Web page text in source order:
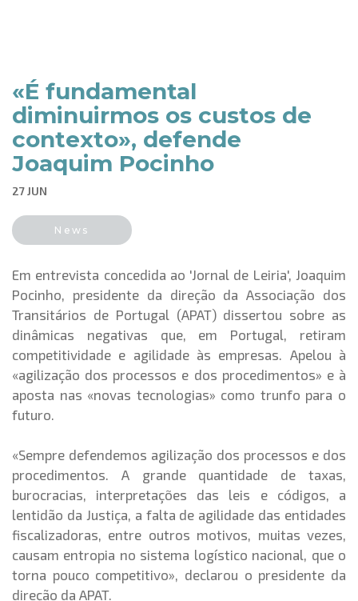
«É fundamental
diminuirmos os custos de
contexto», defende
Joaquim Pocinho
27 JUN
News
Em entrevista concedida ao 'Jornal de Leiria', Joaquim
Pocinho, presidente da direção da Associação dos
Transitários de Portugal (APAT) dissertou sobre as
dinâmicas negativas que, em Portugal, retiram
competitividade e agilidade às empresas. Apelou à
«agilização dos processos e dos procedimentos» e à
aposta nas «novas tecnologias» como trunfo para o
futuro.
«Sempre defendemos agilização dos processos e dos
procedimentos. A grande quantidade de taxas,
burocracias, interpretações das leis e códigos, a
lentidão da Justiça, a falta de agilidade das entidades
fiscalizadoras, entre outros motivos, muitas vezes,
causam entropia no sistema logístico nacional, que o
torna pouco competitivo», declarou o presidente da
direção da APAT.